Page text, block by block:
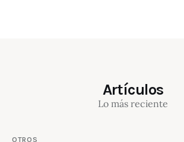
Artículos
Lo más reciente
OTROS